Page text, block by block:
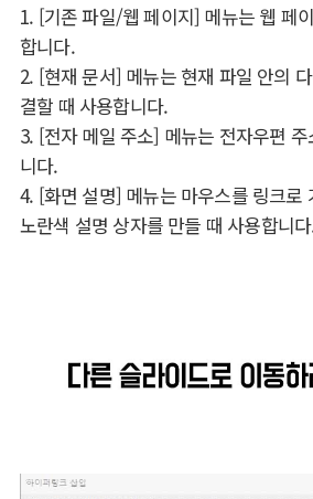
1. [기존 파일/웹 페이지] 메뉴는 웹 페
합니다.
2. [현재 문서] 메뉴는 현재 파일 안의
결할 때 사용합니다.
3. [전자 메일 주소] 메뉴는 전자우편
니다.
4. [화면 설명] 메뉴는 마우스를 링크로
노란색 설명 상자를 만들 때 사용합니